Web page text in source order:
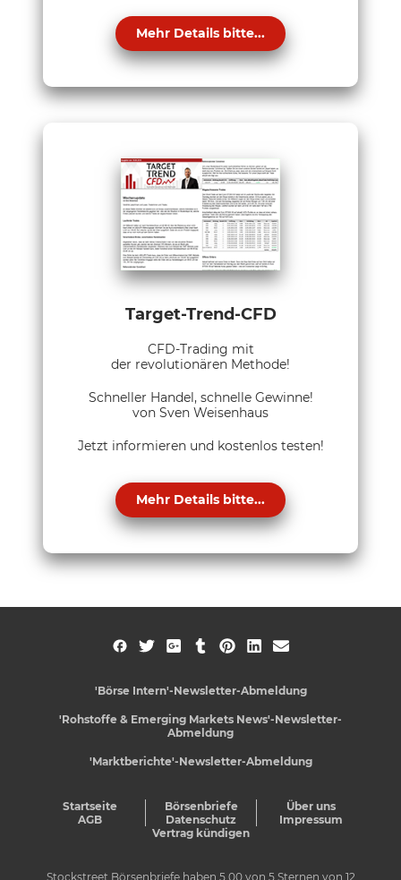
Mehr Details bitte...
Target-Trend-CFD
CFD-Trading mit
der revolutionären Methode!
Schneller Handel, schnelle Gewinne!
von Sven Weisenhaus
Jetzt informieren und kostenlos testen!
Mehr Details bitte...
'Börse Intern'-Newsletter-Abmeldung
'Rohstoffe & Emerging Markets News'-Newsletter-
Abmeldung
'Marktberichte'-Newsletter-Abmeldung
Startseite Börsenbriefe
Über uns
AGB
Datenschutz
Impressum
Vertrag kündigen
Stockstreet Börsenbriefe haben 5,00von 5Sternen von 12